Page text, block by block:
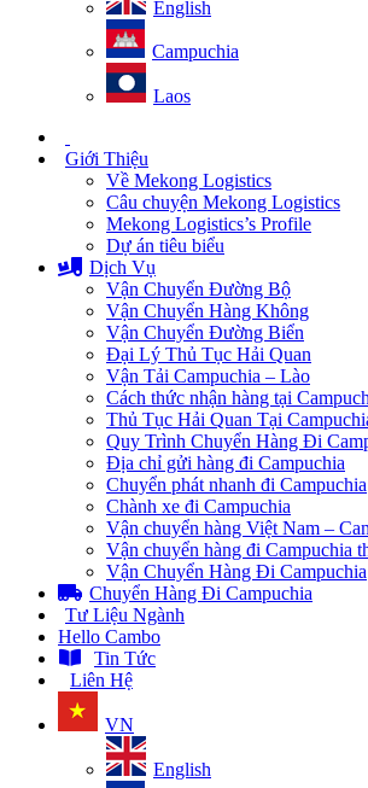
English
Campuchia
Laos
Giới Thiệu
Về Mekong Logistics
Câu chuyện Mekong Logistics
Mekong Logistics’s Profile
Dự án tiêu biểu
Dịch Vụ
Vận Chuyển Đường Bộ
Vận Chuyển Hàng Không
Vận Chuyển Đường Biển
Đại Lý Thủ Tục Hải Quan
Vận Tải Campuchia – Lào
Cách thức nhận hàng tại
Thủ Tục Hải Quan Tại
Quy Trình Chuyển Hàng Đi
Địa chỉ gửi hàng đi Campuchia
Chuyển phát nhanh đi Campuchia
Chành xe đi Campuchia
Vận chuyển hàng Việt Nam –
Vận chuyển hàng đi Campuchia
Vận Chuyển Hàng Đi Campuchia
Chuyển Hàng Đi Campuchia
Tư Liệu Ngành
Hello Cambo
Tin Tức
Liên Hệ
VN
English